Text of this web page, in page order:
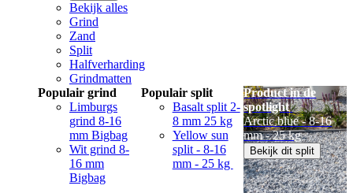
Bekijk alles
Grind
Zand
Split
Halfverharding
Grindmatten
Populair grind
Limburgs
grind 8-16
mm Bigbag
Wit grind 8-
16 mm
Bigbag
Populair split
Basalt split 2-
8 mm 25 kg
Yellow sun
split - 8-16
mm - 25 kg
Product in de
spotlight
Arctic blue - 8-16
mm - 25 kg
Bekijk dit split